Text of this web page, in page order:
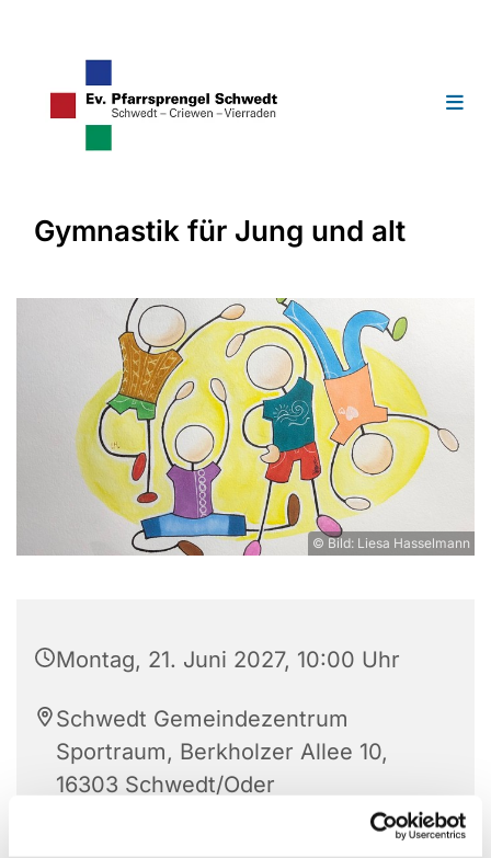
Gymnastik für Jung und alt
© Bild: Liesa Hasselmann
Montag, 21. Juni 2027, 10:00 Uhr
Schwedt Gemeindezentrum
Sportraum, Berkholzer Allee 10,
16303 Schwedt/Oder